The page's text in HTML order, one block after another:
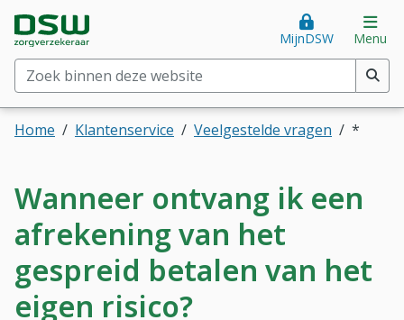
Direct naar hoofdinhoud
Direct naar hoofdmenuDSW Zorgverzekeraar. Goed voor je.
Zoek binnen deze website(min. 2 tekens)
MijnDSW Menu
Home Klantenservice Veelgestelde vragen *
Wanneer ontvang ik een
afrekening van het
gespreid betalen van het
eigen risico?